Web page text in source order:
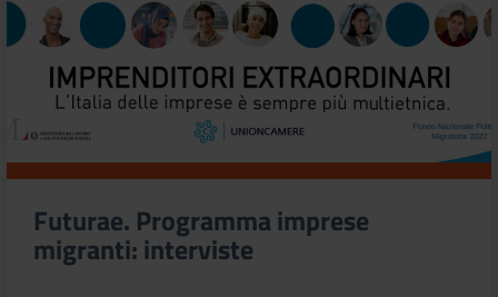
Futurae. Programma imprese
migranti: interviste